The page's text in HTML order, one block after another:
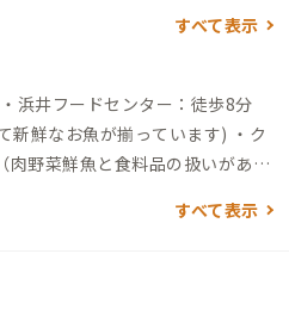
面から →（特急しらさぎ3時
岡駅→（電車20分）→島尾駅
ら →（あいの風とやま鉄道2
→島尾駅→（徒歩4分）→到着 ▼
分）→島尾駅→（徒歩4分）
（一般道50分）→到着 ▼北陸自
すべて表示
浜井フードセンター：徒歩8分
新鮮なお魚が揃っています) ・ク
肉野菜鮮魚と食料品の扱いがあ
氷見店：車7分（24時間営業のス
すべて表示